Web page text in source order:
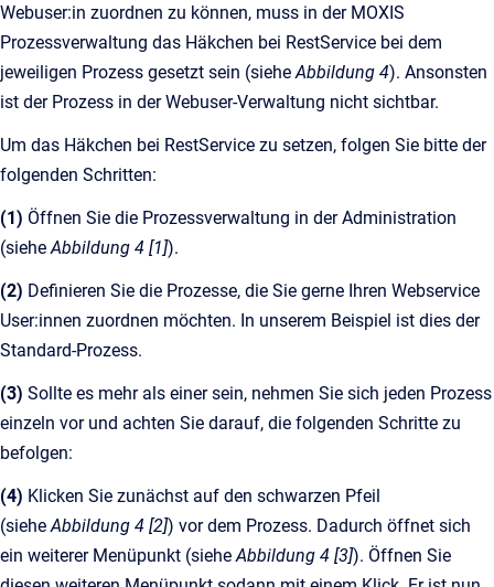
Webuser:in zuordnen zu können, muss in der MOXIS
Prozessverwaltung das Häkchen bei RestService bei dem
jeweiligen Prozess gesetzt sein (sieheAbbildung 4). Ansonsten
ist der Prozess in der Webuser-Verwaltung nicht sichtbar.
Um das Häkchen bei RestService zu setzen, folgen Sie bitte der
folgenden Schritten:
(1) Öffnen Sie die Prozessverwaltung in der Administration
(sieheAbbildung 4 [1]).
(2) Definieren Sie die Prozesse, die Sie gerne Ihren Webservice
User:innen zuordnen möchten. In unserem Beispiel ist dies der
Standard-Prozess.
(3) Sollte es mehr als einer sein, nehmen Sie sich jeden Prozess
einzeln vor und achten Sie darauf, die folgenden Schritte zu
befolgen:
(4) Klicken Sie zunächst auf den schwarzen Pfeil
(sieheAbbildung 4 [2]) vor dem Prozess. Dadurch öffnet sich
ein weiterer Menüpunkt (sieheAbbildung 4 [3]). Öffnen Sie